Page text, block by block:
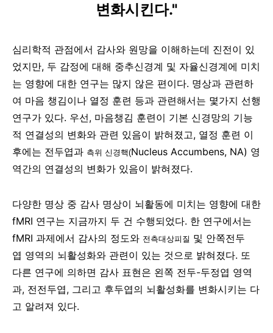
변화시킨다."
심리학적 관점에서 감사와 원망을 이해하는데 진전이 있
었지만, 두 감정에 대해 중추신경계 및 자율신경계에 미치
는 영향에 대한 연구는 많지 않은 편이다. 명상과 관련하
여 마음 챙김이나 열정 훈련 등과 관련해서는 몇가지 선행
연구가 있다. 우선, 마음챙김 훈련이 기본 신경망의 기능
적 연결성의 변화와 관련 있음이 밝혀졌고, 열정 훈련 이
후에는 전두엽과 측위 신경핵(Nucleus Accumbens, NA) 영
역간의 연결성의 변화가 있음이 밝혀졌다.
다양한 명상 중 감사 명상이 뇌활동에 미치는 영향에 대한
fMRI 연구는 지금까지 두 건 수행되었다. 한 연구에서는
fMRI 과제에서 감사의 정도와 전측대상피질 및 안쪽전두
엽 영역의 뇌활성화와 관련이 있는 것으로 밝혀졌다. 또
다른 연구에 의하면 감사 표현은 왼쪽 전두-두정엽 영역
과, 전전두엽, 그리고 후두엽의 뇌활성화를 변화시키는 다
고 알려져 있다.